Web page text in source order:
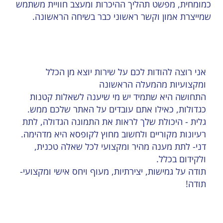
כמומחית, מפשט תהליך ההיכרות ומעצב חוויית משתמש
שמייצרת אמון וקשר ראשוני כבר בשיחה הראשונה.
אני רוצה להודות לכם על שירות יוצא מן הכלל
ומקצועיות מהמעלה הראשונה
התחושה היא שתמיד יש מי שיענה לשאלות קטנות
כגדולות, כאילו אתם עובדים על האתר שלכם ממש.
גלית - היכולת שלך לראות את התמונה הגדולה, לתת
רעיונות מקוריים ולחשוב מחוץ לקופסא היא מדהימה.
דני- לתת מענה מהיר ומקצועי לכל שאלה טכנית,
ולקידום בכלל.
תודה על גמישות, יצירתיות, מעוף ויחס אישי ומקצועי-
תודה!